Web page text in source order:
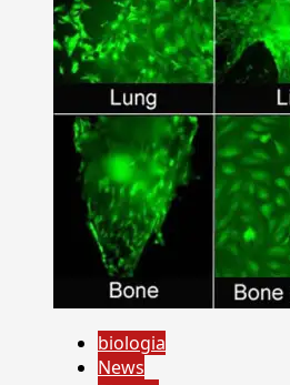
biologia
News